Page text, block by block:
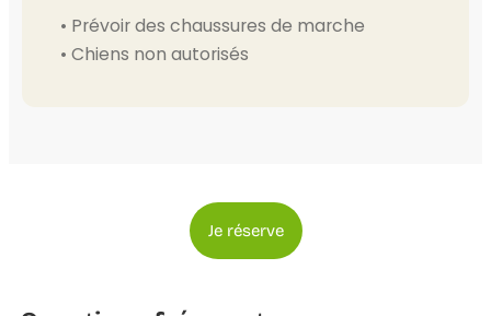
• Prévoir des chaussures de marche
• Chiens non autorisés
Je réserve